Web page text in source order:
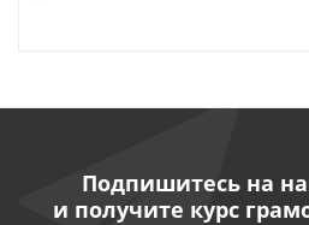
Подпишитесь на
и получите курс